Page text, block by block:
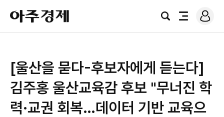
아
주
경
검
전
로
그
[울산을 묻다-후보자에게 듣는다]
김주홍 울산교육감 후보 "무너진 학
력·교권 회복…데이터 기반 교육으